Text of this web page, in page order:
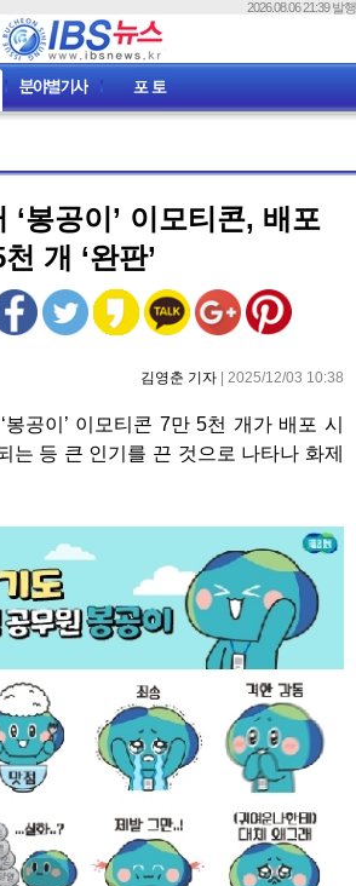
2026.08.06 21:39 발행
‘봉공이’ 이모티콘, 배포
개 ‘완판’
김영춘 기자 | 2025/12/03 10:38
공이’ 이모티콘 7만 5천 개가 배포 시
는 등 큰 인기를 끈 것으로 나타나 화제